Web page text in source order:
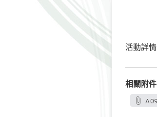
活動詳
相關附件